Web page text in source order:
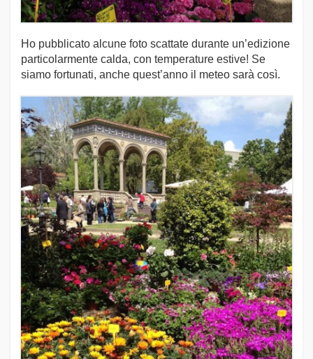
Ho pubblicato alcune foto scattate durante un’edizione
particolarmente calda, con temperature estive! Se
siamo fortunati, anche quest’anno il meteo sarà così.